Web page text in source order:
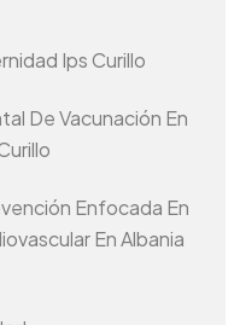
Ips Curillo
De Vacunación En
Enfocada En
En Albania